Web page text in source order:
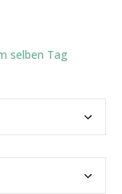
selben Tag